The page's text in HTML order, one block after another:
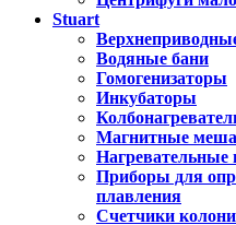
Stuart
Водяные бани
Гомогенизаторы
Инкубаторы
Магнитные
Нагревательные
Приборы для
плавления
Счетчики